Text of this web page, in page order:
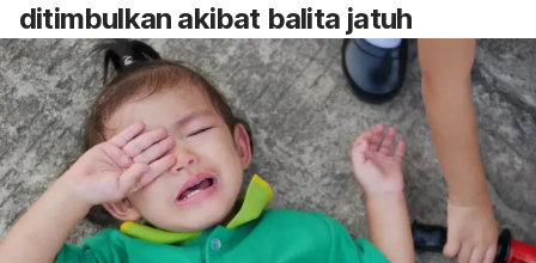
ditimbulkan akibat balita jatuh